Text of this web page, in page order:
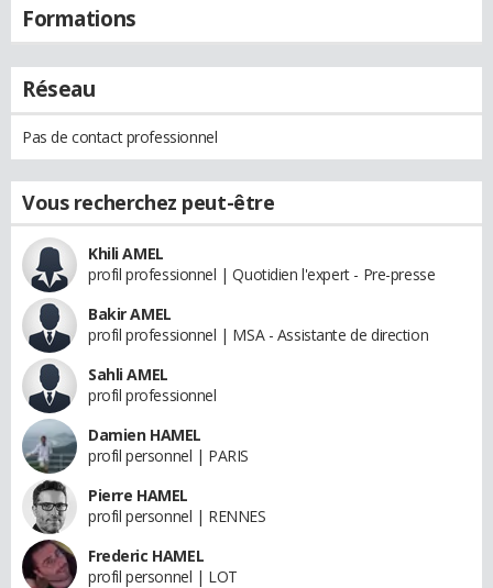
Formations
Réseau
Pas de contact professionnel
Vous recherchez peut-être
Khili AMEL
profil professionnel | Quotidien l'expert - Pre-presse
Bakir AMEL
profil professionnel | MSA - Assistante de direction
Sahli AMEL
profil professionnel
Damien HAMEL
profil personnel | PARIS
Pierre HAMEL
profil personnel | RENNES
Frederic HAMEL
profil personnel | LOT